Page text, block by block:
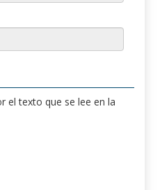
el texto que se lee en la